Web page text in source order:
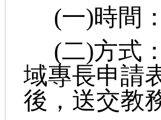
(一)時間：
(二)方式
域專長申請
後，送交教